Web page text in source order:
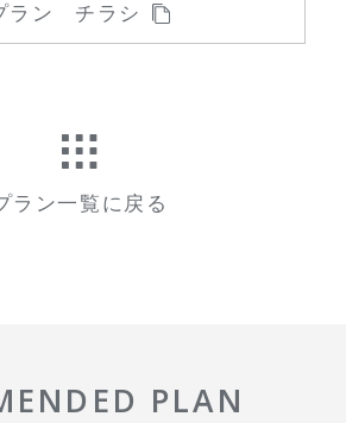
ラン チラシ
ラン一覧に戻る
PLAN